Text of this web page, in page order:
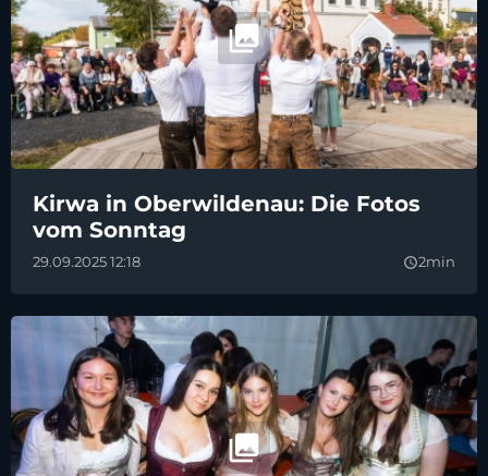
Kirwa in Oberwildenau: Die Fotos
vom Sonntag
29.09.2025 12:18 query_builder2min